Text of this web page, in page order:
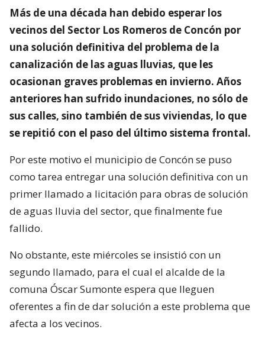
Más de una década han debido esperar los
vecinos del Sector Los Romeros de Concón por
una solución definitiva del problema de la
canalización de las aguas lluvias, que les
ocasionan graves problemas en invierno. Años
anteriores han sufrido inundaciones, no sólo de
sus calles, sino también de sus viviendas, lo que
se repitió con el paso del último sistema frontal.
Por este motivo el municipio de Concón se puso
como tarea entregar una solución definitiva con un
primer llamado a licitación para obras de solución
de aguas lluvia del sector, que finalmente fue
fallido.
No obstante, este miércoles se insistió con un
segundo llamado, para el cual el alcalde de la
comuna Óscar Sumonte espera que lleguen
oferentes a fin de dar solución a este problema que
afecta a los vecinos.